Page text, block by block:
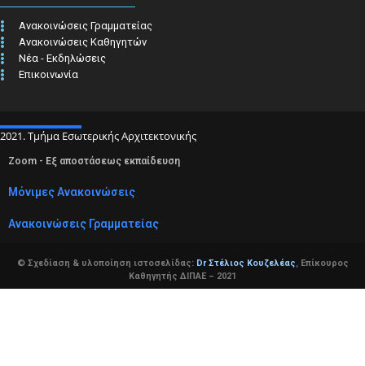
Ανακοινώσεις Γραμματείας
Ανακοινώσεις Καθηγητών
Νέα - Εκδηλώσεις
Επικοινωνία
2021. Τμήμα Εσωτερικής Αρχιτεκτονικής
Zoom - Εξ αποστάσεως εκπαίδευση
Μόνιμες Ανακοινώσεις
Ανακοινώσεις Γραμματείας
© Σχεδίαση & υλοποίηση ιστοσελίδας: Dr Στέλιος Κουζελέας,Επίκουρος
Καθηγητής ΔΙΠΑΕ – 2021